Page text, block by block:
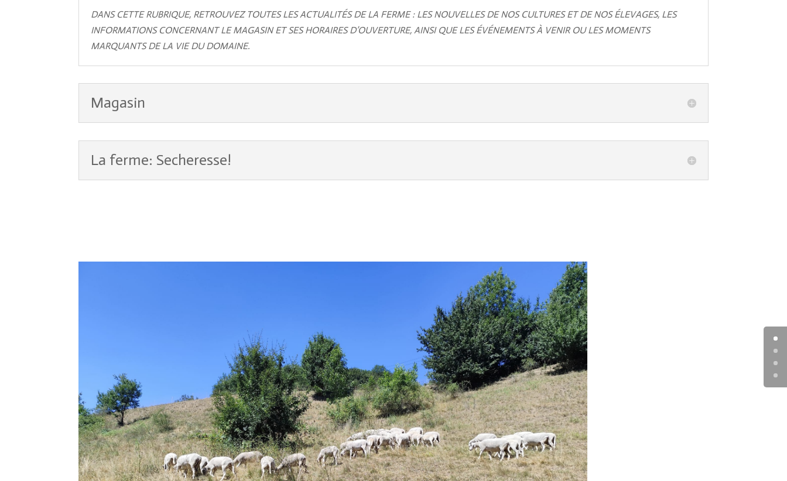
DANS CETTE RUBRIQUE, RETROUVEZ TOUTES LES ACTUALITÉS DE LA FERME : LES NOUVELLES DE NOS CULTURES ET DE NOS ÉLEVAGES, LES
INFORMATIONS CONCERNANT LE MAGASIN ET SES HORAIRES D’OUVERTURE, AINSI QUE LES ÉVÉNEMENTS À VENIR OU LES MOMENTS
MARQUANTS DE LA VIE DU DOMAINE.
Magasin
La ferme: Secheresse!